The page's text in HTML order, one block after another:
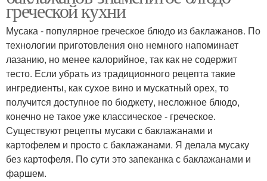
греческой кухни
Мусака - популярное греческое блюдо из баклажанов. По
технологии приготовления оно немного напоминает
лазанию, но менее калорийное, так как не содержит
тесто. Если убрать из традиционного рецепта такие
ингредиенты, как сухое вино и мускатный орех, то
получится доступное по бюджету, несложное блюдо,
конечно не такое уже классическое - греческое.
Существуют рецепты мусаки с баклажанами и
картофелем и просто с баклажанами. Я делала мусаку
без картофеля. По сути это запеканка с баклажанами и
фаршем.